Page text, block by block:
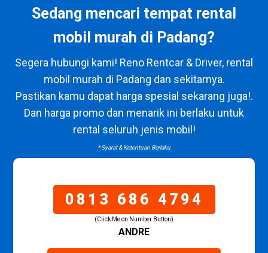
Sedang mencari tempat rental
mobil murah di Padang?
Segera hubungi kami! Reno Rentcar & Driver, rental
mobil murah di Padang dan sekitarnya.
Pastikan kamu dapat harga spesial sekarang juga!.
Dan harga promo dan menarik ini berlaku untuk
rental seluruh jenis mobil!
* Syarat & Ketentuan Berlaku
0813 686 4794
(Click Me on Number Button)
ANDRE